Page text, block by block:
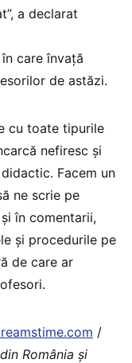
a declarat
care învață
de astăzi.
cu toate tipurile
nefiresc și
Facem un
ne scrie pe
și în comentarii,
și procedurile pe
de care ar
/
România şi